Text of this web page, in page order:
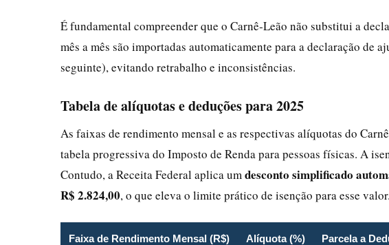
É fundamental compreender que o Carnê‑Leão não substitui a
mês a mês são importadas automaticamente para a declaração de
seguinte), evitando retrabalho e inconsistências.
Tabela de alíquotas e deduções para 2025
As faixas de rendimento mensal e as respectivas alíquotas do
tabela progressiva do Imposto de Renda para pessoas físicas. A
Contudo, a Receita Federal aplica um desconto simplificado
R$ 2.824,00, o que eleva o limite prático de isenção para esse
Faixa de Rendimento Mensal (R$) Alíquota (%) Parcela a